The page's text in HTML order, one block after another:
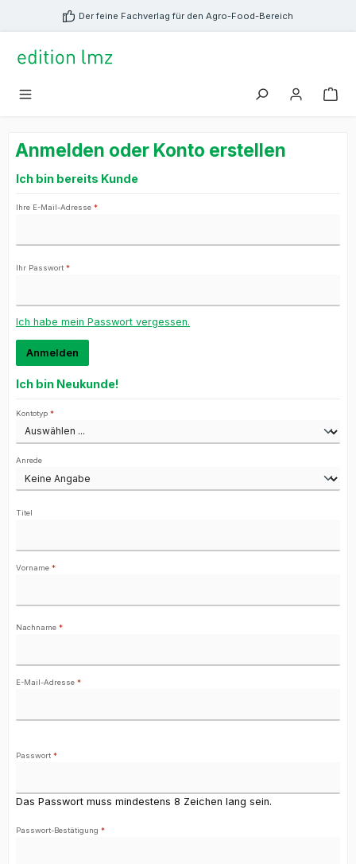
springen Der feine Fachverlag für den Agro-Food-Bereich
Anmelden oder Konto erstellen
Ich bin bereits Kunde
Ihre E-Mail-Adresse *
Ihr Passwort *
Ich habe mein Passwort vergessen.
Anmelden
Ich bin Neukunde!
Persönliche Informationen
Kontotyp *
Anrede
Titel
Vorname *
Nachname *
E-Mail-Adresse *
Passwort *
Das Passwort muss mindestens 8 Zeichen lang sein.
Passwort-Bestätigung *